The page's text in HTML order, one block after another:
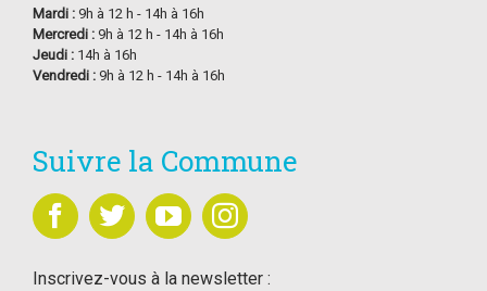
Mardi : 9h à 12 h - 14h à 16h
Mercredi : 9h à 12 h - 14h à 16h
Jeudi : 14h à 16h
Vendredi : 9h à 12 h - 14h à 16h
Suivre la Commune
Inscrivez-vous à la newsletter :